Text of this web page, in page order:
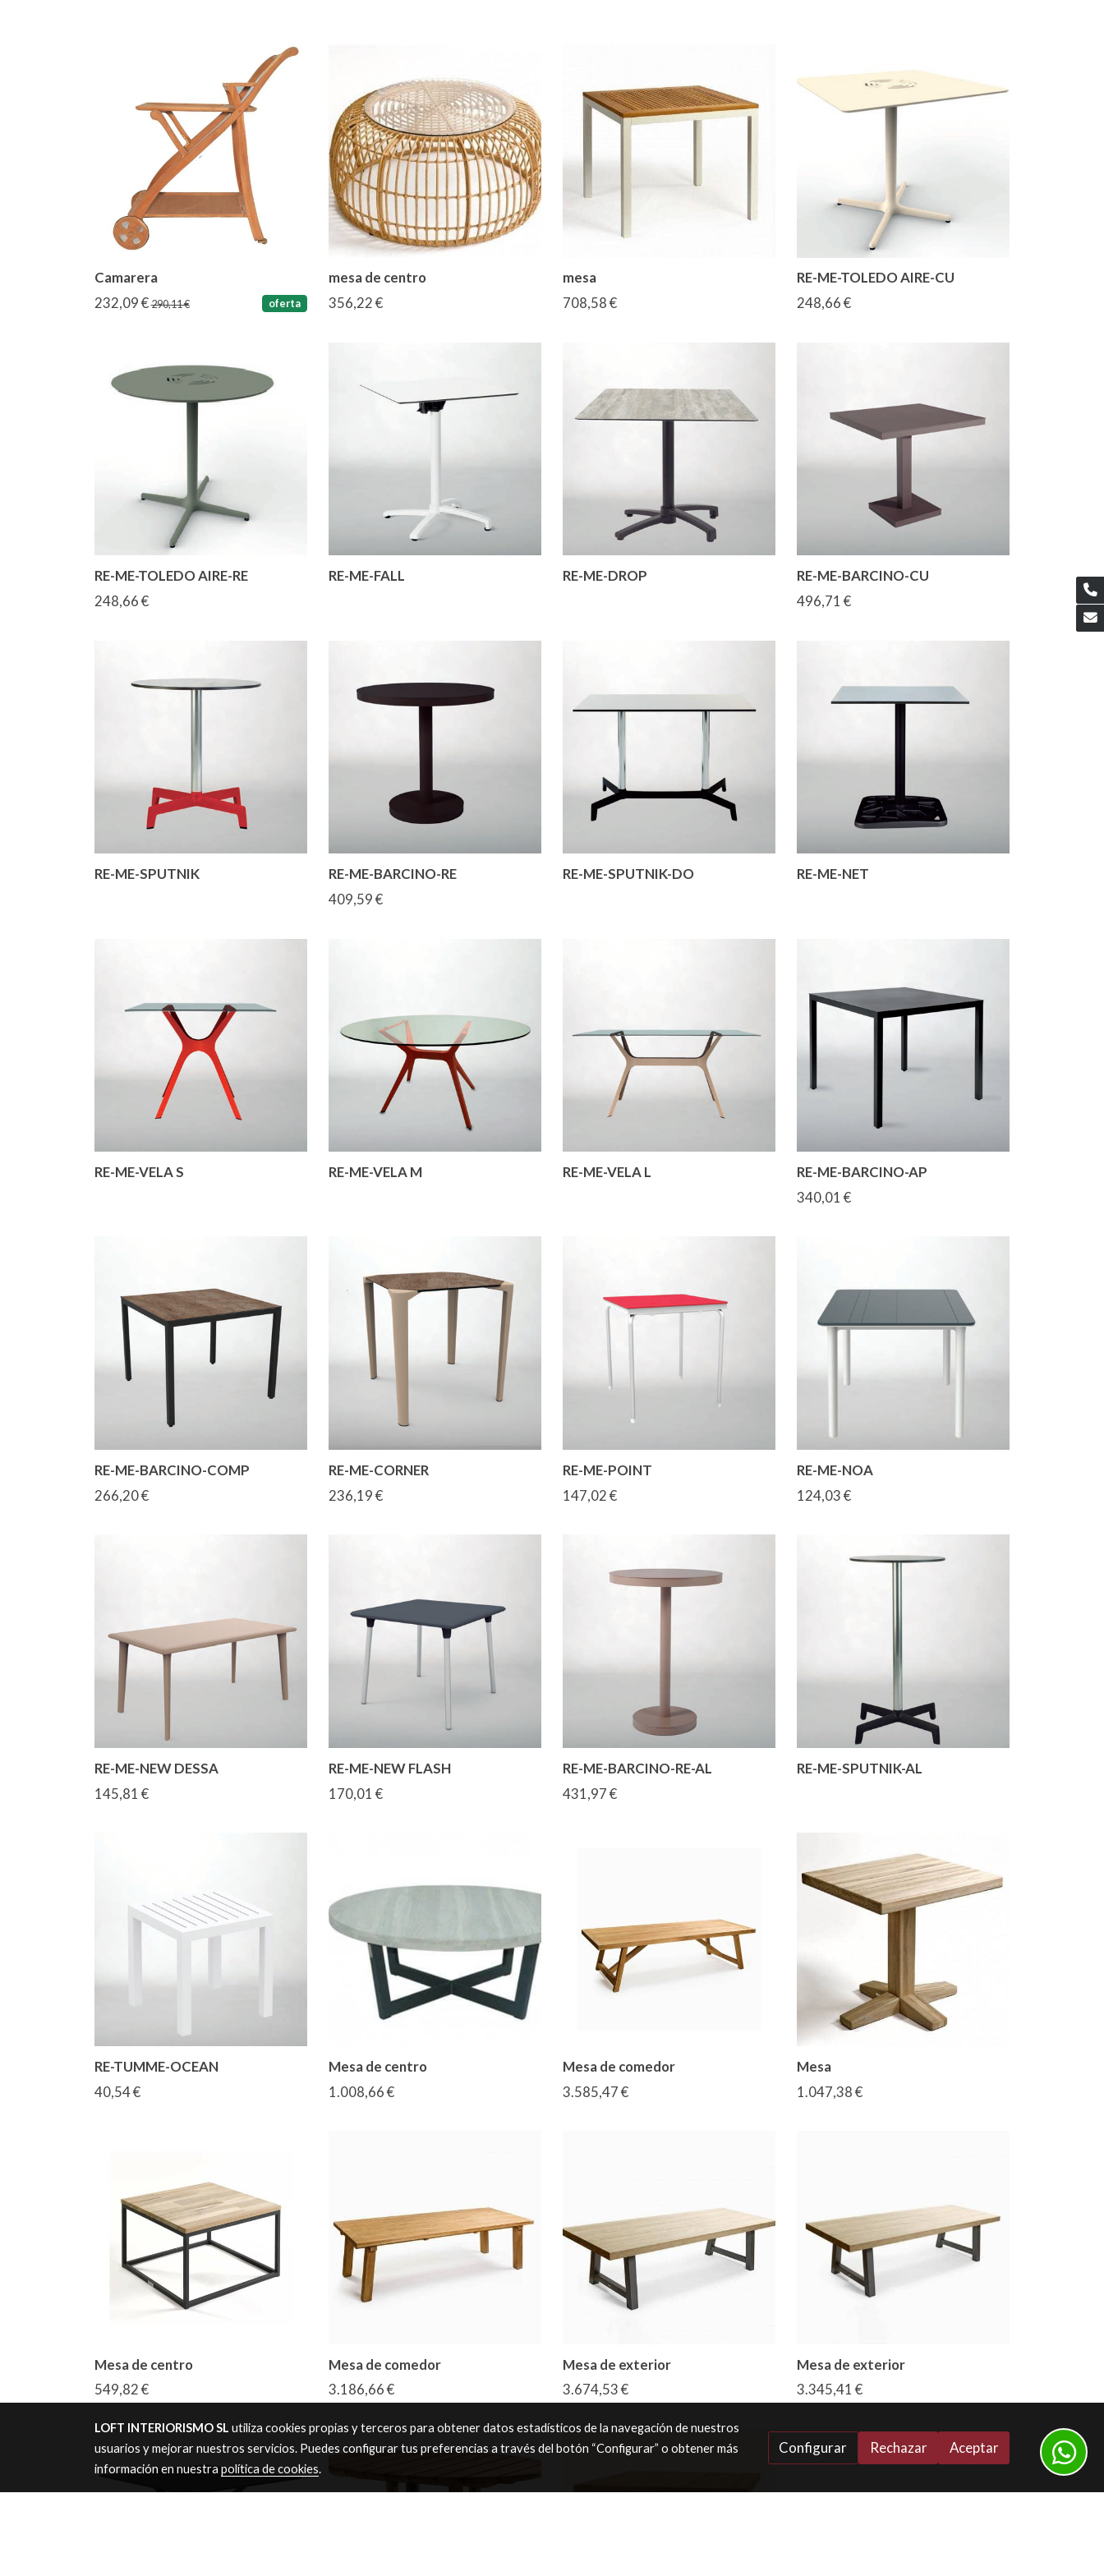
Camarera
232,09 €290,11 € oferta
mesa de centro
356,22 €
mesa
708,58 €
RE-ME-TOLEDO AIRE-CU
248,66 €
RE-ME-TOLEDO AIRE-RE
248,66 €
RE-ME-FALL RE-ME-DROP
RE-ME-BARCINO-CU
496,71 €
RE-ME-SPUTNIK
RE-ME-BARCINO-RE
409,59 €
RE-ME-SPUTNIK-DO RE-ME-NET
RE-ME-VELA S RE-ME-VELA M RE-ME-VELA L
RE-ME-BARCINO-AP
340,01 €
RE-ME-BARCINO-COMP
266,20 €
RE-ME-CORNER
236,19 €
RE-ME-POINT
147,02 €
RE-ME-NOA
124,03 €
RE-ME-NEW DESSA
145,81 €
RE-ME-NEW FLASH
170,01 €
RE-ME-BARCINO-RE-AL
431,97 €
RE-ME-SPUTNIK-AL
RE-TUMME-OCEAN
40,54 €
Mesa de centro
1.008,66 €
Mesa de comedor
3.585,47 €
Mesa
1.047,38 €
Mesa de centro
549,82 €
Mesa de comedor
3.186,66 €
Mesa de exterior
3.674,53 €
Mesa de exterior
3.345,41 €
LOFT INTERIORISMO SL utiliza cookies propias y terceros para obtener datos estadísticos de la navegación de nuestros
usuarios y mejorar nuestros servicios. Puedes configurar tus preferencias a través del botón “Configurar” o obtener más
información en nuestra política de cookies.
Configurar Rechazar Aceptar